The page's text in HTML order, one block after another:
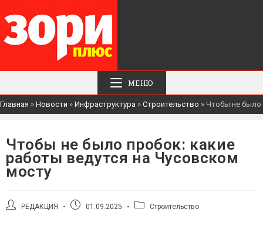
МЕНЮ
Главная » Новости » Инфраструктура » Строительство » Чтобы не было
Чтобы не было пробок: какие
работы ведутся на Чусовском
мосту
АвторРЕДАКЦИЯ
Запись01.09.2025
РубрикаСтроительство